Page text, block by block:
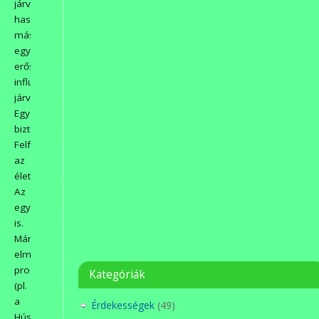
járványhoz
hasonlítják,
mások
egy
erősebb
influenza
járványhoz.
Egy
biztos.
Felforgatta
az
életünket!
Az
egyesületünkét
is.
Már
elmaradtak
programjaink
(pl.
a
Kategóriák
Érdekességek (49)